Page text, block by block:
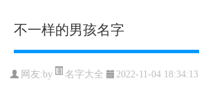
不一样的男孩名字
网友:by 名字大全 2022-11-04 18:34:13